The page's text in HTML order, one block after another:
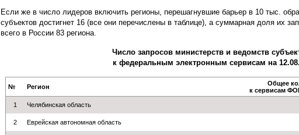
Если же в число лидеров включить регионы, перешагнувшие барьер в 10 тыс.
субъектов достигнет 16 (все они перечислены в таблице), а суммарная доля их
всего в России 83 региона.
Число запросов министерств и ведомств
к федеральным электронным сервисам на
№ Регион
Общее
к сервисам
1 Челябинская область
2 Еврейская автономная область